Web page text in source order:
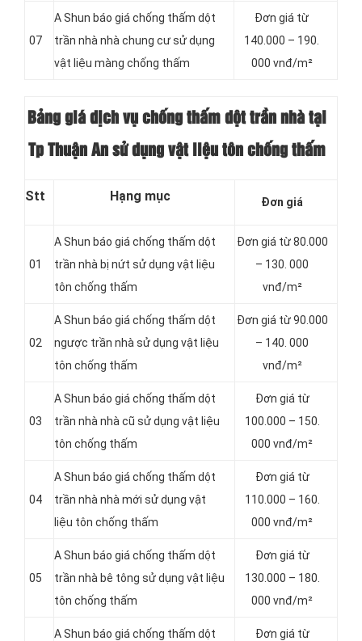
07
A Shun báo giá chống thấm dột
trần nhà nhà chung cư sử dụng
vật liệu màng chống thấm
Đơn giá từ
140.000 – 190.
000 vnđ/m²
Bảng giá dịch vụ chống thấm dột trần nhà tại
Tp Thuận An sử dụng vật liệu tôn chống thấm
Stt Hạng mục Đơn giá
01
A Shun báo giá chống thấm dột
trần nhà bị nứt sử dụng vật liệu
tôn chống thấm
Đơn giá từ 80.000
– 130. 000
vnđ/m²
02
A Shun báo giá chống thấm dột
ngược trần nhà sử dụng vật liệu
tôn chống thấm
Đơn giá từ 90.000
– 140. 000
vnđ/m²
03
A Shun báo giá chống thấm dột
trần nhà nhà cũ sử dụng vật liệu
tôn chống thấm
Đơn giá từ
100.000 – 150.
000 vnđ/m²
04
A Shun báo giá chống thấm dột
trần nhà nhà mới sử dụng vật
liệu tôn chống thấm
Đơn giá từ
110.000 – 160.
000 vnđ/m²
05
A Shun báo giá chống thấm dột
trần nhà bê tông sử dụng vật liệu
tôn chống thấm
Đơn giá từ
130.000 – 180.
000 vnđ/m²
A Shun báo giá chống thấm dột
Đơn giá từ